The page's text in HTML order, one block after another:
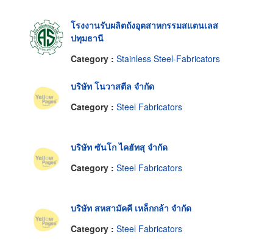
โรงงานรับผลิตถังอุตสาหกรรมสแตนเลส
ปทุมธานี
Category : Stainless Steel-Fabricators
บริษัท โนวาสตีล จำกัด
Category : Steel Fabricators
บริษัท ซันโก ไคฮัทสุ จำกัด
Category : Steel Fabricators
บริษัท สหสามัคคี เหล็กกล้า จำกัด
Category : Steel Fabricators